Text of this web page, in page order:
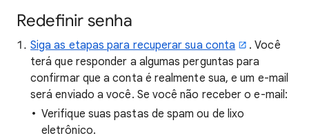
Redefinir senha
Siga as etapas para recuperar sua conta
. Você
terá que responder a algumas perguntas para
confirmar que a conta é realmente sua, e um e-mail
será enviado a você. Se você não receber o e-mail:
Verifique suas pastas de spam ou de lixo
eletrônico.